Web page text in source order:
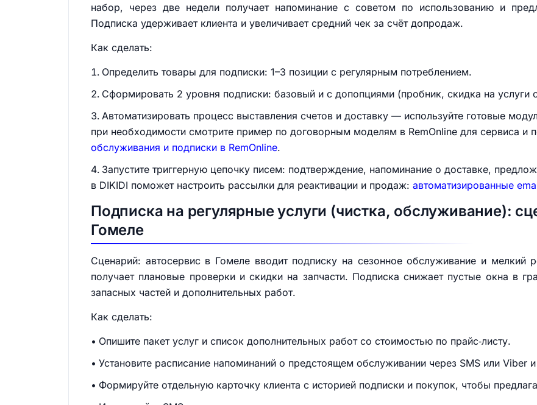
набор, через две недели получает напоминание с советом по использованию и
Подписка удерживает клиента и увеличивает средний чек за счёт допродаж.
Как сделать:
Определить товары для подписки: 1–3 позиции с регулярным потреблением.
Сформировать 2 уровня подписки: базовый и с допопциями (пробник, скидка на услуги
Автоматизировать процесс выставления счетов и доставку — используйте готовые
при необходимости смотрите пример по договорным моделям в RemOnline для сервиса и
обслуживания и подписки в RemOnline.
Запустите триггерную цепочку писем: подтверждение, напоминание о доставке,
в DIKIDI поможет настроить рассылки для реактивации и продаж: автоматизированные
Подписка на регулярные услуги (чистка, обслуживание):
Гомеле
Сценарий: автосервис в Гомеле вводит подписку на сезонное обслуживание и мелкий
получает плановые проверки и скидки на запчасти. Подписка снижает пустые окна в
запасных частей и дополнительных работ.
Как сделать:
Опишите пакет услуг и список дополнительных работ со стоимостью по прайс‑листу.
Установите расписание напоминаний о предстоящем обслуживании через SMS или Viber
Формируйте отдельную карточку клиента с историей подписки и покупок, чтобы